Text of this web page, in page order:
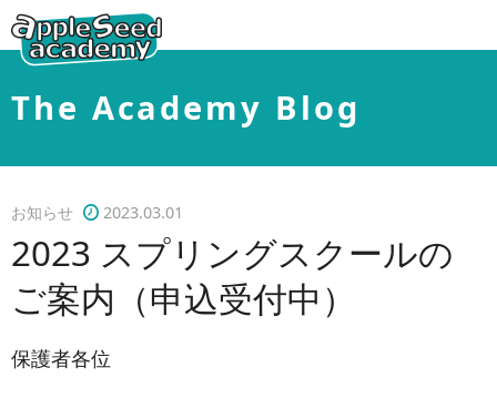
apple seed academy
HOME
授業コース&カリキュラム
教員紹介
アクセス
THE ACADEMY BLOG
The Academy Blog
お知らせ 2023.03.01
2023 スプリングスクールの
ご案内（申込受付中）
保護者各位